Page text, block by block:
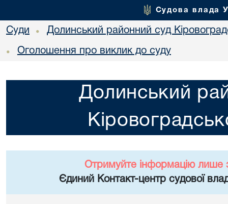
Судова влада
Суди • Долинський районний суд
• Оголошення про виклик до суду
Долинський
Отримуйте інформацію лише
Єдиний Контакт-центр судової